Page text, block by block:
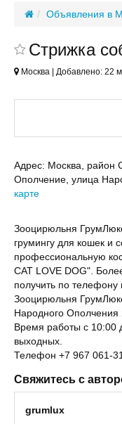
Объявления в
Стрижка
Москва | Добавлено: 22
Адрес: Москва, район
Ополчение, улица
карте
Зооцирюльня
грумингу для кошек и
профессиональную
CAT LOVE DOG".
получить по
Зооцирюльня
Народного Ополчения
Время работы с 10:00
выходных.
Телефон +7 967 061-
Свяжитесь с
grumlux